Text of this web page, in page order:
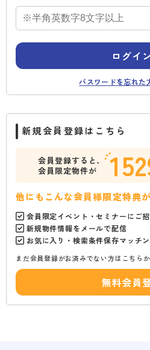
ログイン
パスワードを忘れ
新規会員登録はこちら
会員登録すると、
会員限定物件が
他にもこんな会員様限定特典
会員限定イベント・セミナーにご
新規物件情報をメールで配信
お気に入り・検索条件保存マッチ
まだ会員登録がお済みでない方はこちら
無料会員